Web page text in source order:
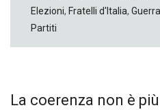
Elezioni, Fratelli d'Italia, Guerra
Partiti
La coerenza non è